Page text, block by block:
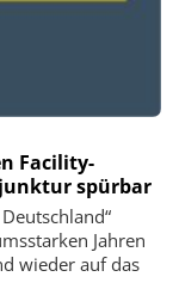
Facility-
spürbar
Jahren
wieder auf das